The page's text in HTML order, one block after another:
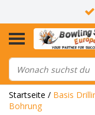
ALLE
Startseite / Basis
Bohrung